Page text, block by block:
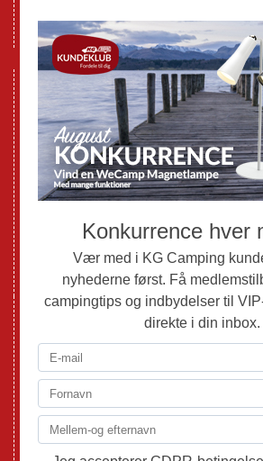
GPDR - Optagelse af foto og video
Nye Campingvogne
Nye Autocampere og Vans
Brugte Campingvogne
Brugte Autocampere og Vans
Webshop
Mortens Campingtips
KG Camping Kundeklub
Nyheder
Adria
Adria Autocampere
Eriba
Fendt
Hobby